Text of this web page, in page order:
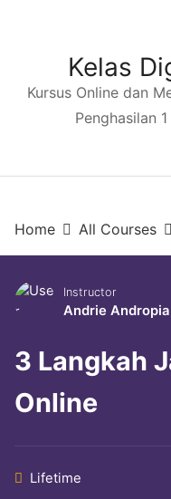
Kelas
Kursus Online dan
Penghasilan
Home All Courses
Instructor
Andrie Andropia
3 Langkah
Online
Lifetime